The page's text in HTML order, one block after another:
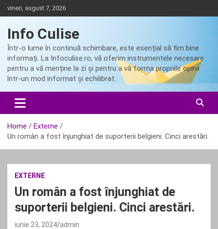
Skip
to
vineri, august 7, 2026
Info Culise
Într-o lume în continuă schimbare, este esențial să fim bine
informați. La Infoculise.ro, vă oferim instrumentele necesare
pentru a vă menține la zi și pentru a vă forma propriile opinii
într-un mod informat și echilibrat.
Home
Externe
Un român a fost înjunghiat de suporterii belgieni. Cinci arestări.
EXTERNE
Un român a fost înjunghiat de
suporterii belgieni. Cinci arestări.
iunie 23, 2024 admin